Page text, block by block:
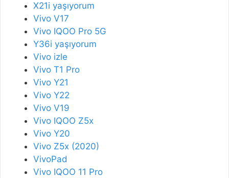
X21i yaşıyorum
Vivo V17
Vivo IQOO Pro 5G
Y36i yaşıyorum
Vivo izle
Vivo T1 Pro
Vivo Y21
Vivo Y22
Vivo V19
Vivo IQOO Z5x
Vivo Y20
Vivo Z5x (2020)
VivoPad
Vivo IQOO 11 Pro